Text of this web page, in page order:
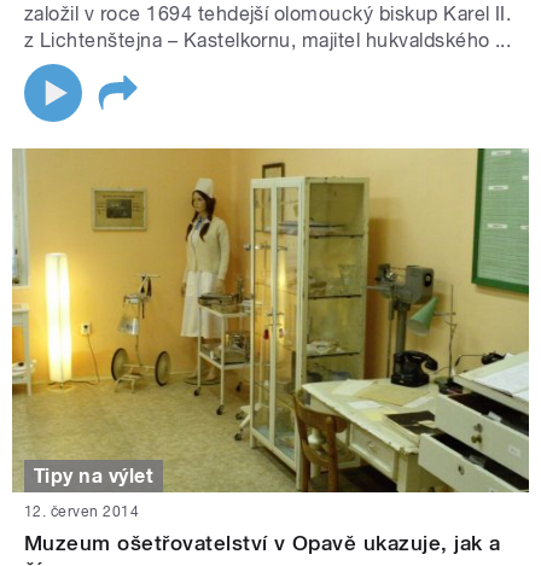
založil v roce 1694 tehdejší olomoucký biskup Karel II.
z Lichtenštejna – Kastelkornu, majitel hukvaldského ...
Tipy na výlet
12. červen 2014
Muzeum ošetřovatelství v Opavě ukazuje, jak a